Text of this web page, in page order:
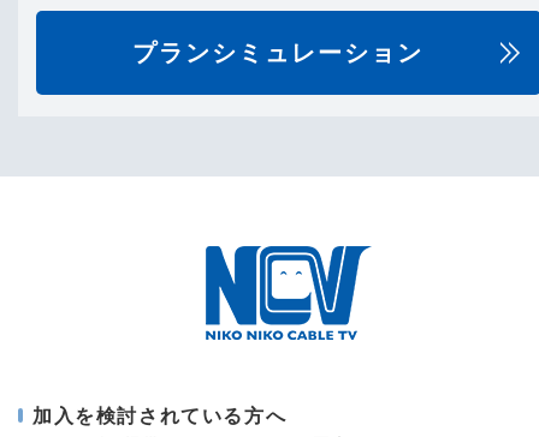
プランシミュレーション
加入を検討されている方へ